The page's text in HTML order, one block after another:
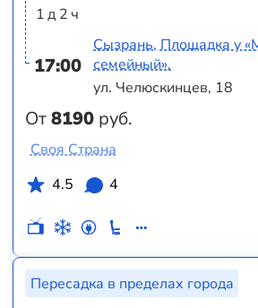
1 д 2 ч
17:00
От8190 руб.
Сызрань, Площадка у
семейный».
ул. Челюскинцев, 18
Своя Страна
4.5
4
Пересадка в пределах города